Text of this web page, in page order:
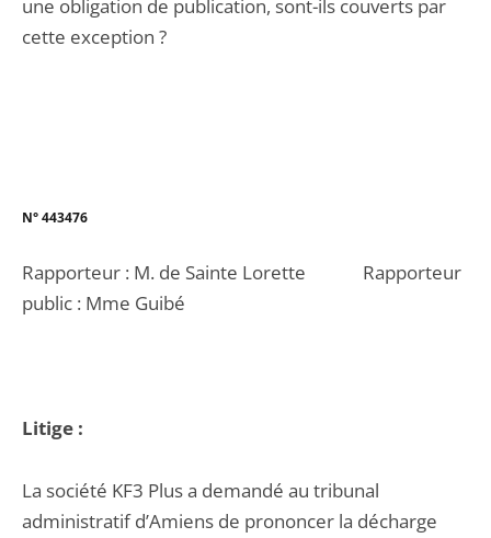
une obligation de publication, sont-ils couverts par
cette exception ?
N° 443476
Rapporteur : M. de Sainte Lorette Rapporteur
public : Mme Guibé
Litige :
La société KF3 Plus a demandé au tribunal
administratif d’Amiens de prononcer la décharge